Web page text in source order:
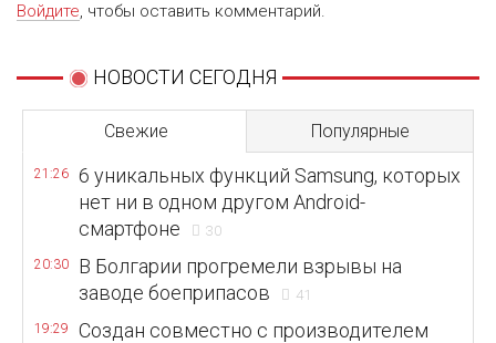
Войдите, чтобы оставить комментарий.
НОВОСТИ СЕГОДНЯ
Свежие Популярные
21:26
6 уникальных функций Samsung, которых
нет ни в одном другом Android-
смартфоне
30
20:30
В Болгарии прогремели взрывы на
заводе боеприпасов
41
19:29
Создан совместно с производителем